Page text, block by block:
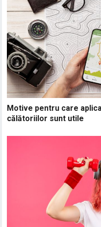
Motive pentru care
călătoriilor sunt utile